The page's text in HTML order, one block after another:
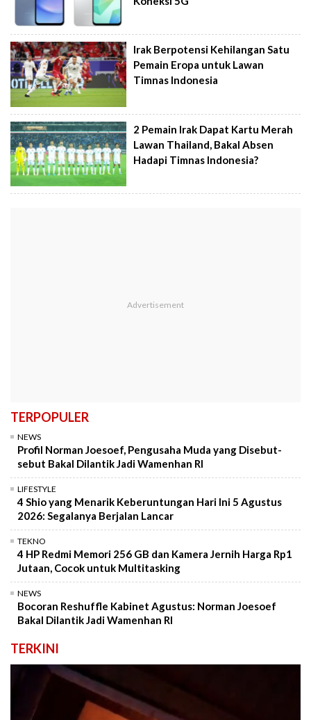
Irak Berpotensi Kehilangan Satu
Pemain Eropa untuk Lawan
Timnas Indonesia
2 Pemain Irak Dapat Kartu Merah
Lawan Thailand, Bakal Absen
Hadapi Timnas Indonesia?
TERPOPULER
NEWS
Profil Norman Joesoef, Pengusaha Muda yang Disebut-
sebut Bakal Dilantik Jadi Wamenhan RI
LIFESTYLE
4 Shio yang Menarik Keberuntungan Hari Ini 5 Agustus
2026: Segalanya Berjalan Lancar
TEKNO
4 HP Redmi Memori 256 GB dan Kamera Jernih Harga Rp1
Jutaan, Cocok untuk Multitasking
NEWS
Bocoran Reshuffle Kabinet Agustus: Norman Joesoef
Bakal Dilantik Jadi Wamenhan RI
TERKINI